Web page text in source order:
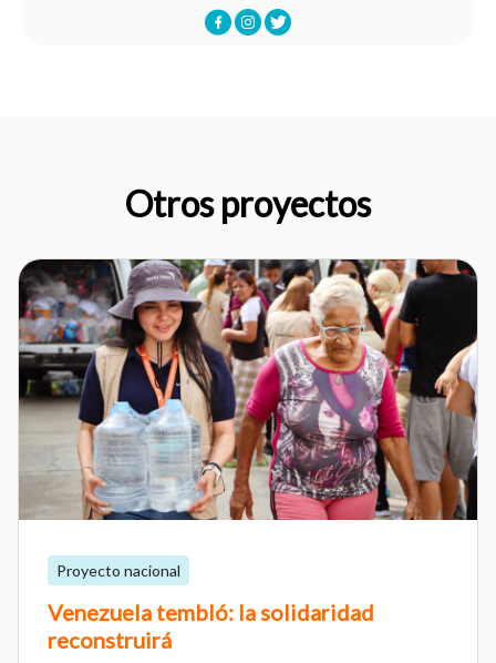
Otros proyectos
Proyecto nacional
Venezuela tembló: la solidaridad
reconstruirá